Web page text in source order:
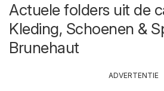
Actuele folders uit de
Kleding, Schoenen &
Brunehaut
ADVERTENTIE